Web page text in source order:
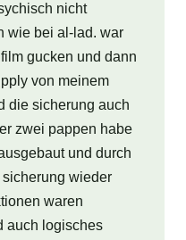
nicht
wie bei al-lad. war
gucken und dann
von meinem
die sicherung auch
zwei pappen habe
und durch
wieder
waren
auch logisches